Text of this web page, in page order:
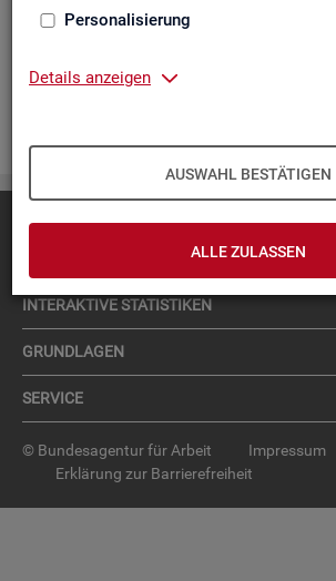
Personalisierung
Details anzeigen
AUSWAHL BESTÄTIGEN
ALLE ZULASSEN
an­de­re Neu­ig­kei­ten aus der Sta­tis­tik.
Die­ser Ser­vice ist selbst­ver­ständ­lich
IN­TER­AK­TI­VE STA­TIS­TI­KEN
GRUND­LA­GEN
SER­VICE
© Bundesagentur für Arbeit Impressum
Erklärung zur Barrierefreiheit